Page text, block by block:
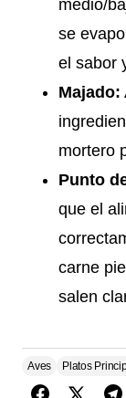
medio/
se
el sabor
Majado:
mortero
Punto
que el
carne
salen
Aves Platos